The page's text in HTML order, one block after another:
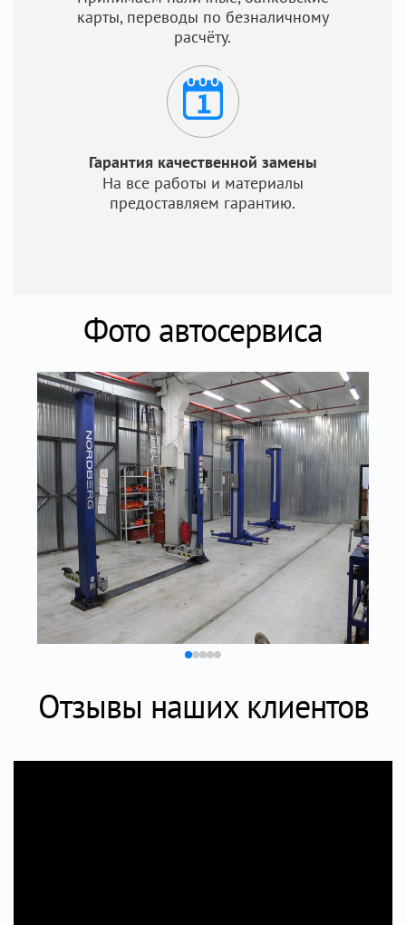
карты, переводы по безналичному
расчёту.
Гарантия качественной замены
На все работы и материалы
предоставляем гарантию.
Фото автосервиса
Отзывы наших клиентов